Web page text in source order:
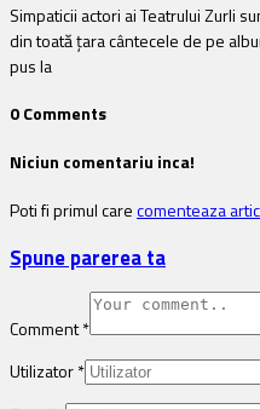
Simpaticii actori ai Teatrului Zurli
din toată țara cântecele de pe
pus la
0 Comments
Niciun comentariu inca!
Poti fi primul carecomenteaza
Spune parerea ta
Comment*
Utilizator*